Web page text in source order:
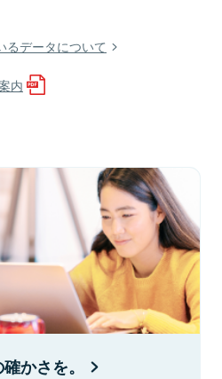
るデータについて
内
かさを。